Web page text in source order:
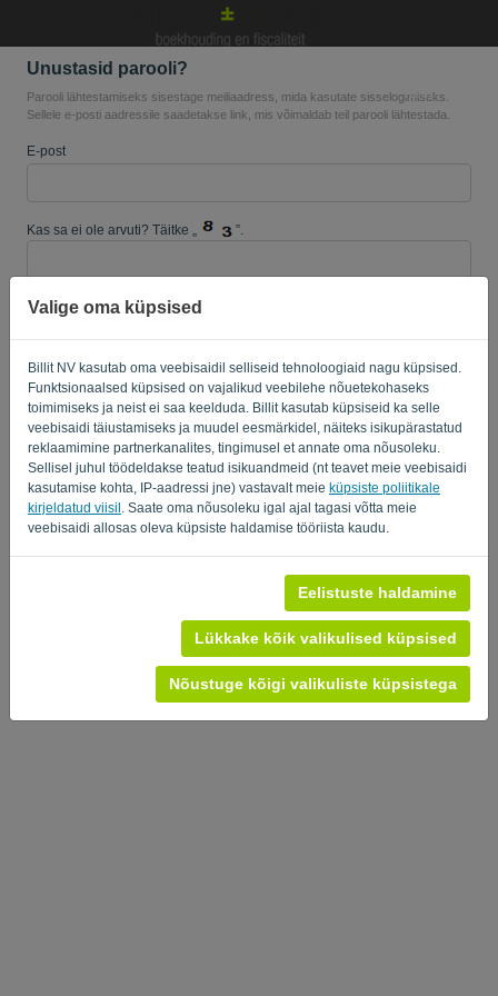
Valige oma küpsised
Billit NV kasutab oma veebisaidil selliseid tehnoloogiaid nagu küpsised.
Funktsionaalsed küpsised on vajalikud veebilehe nõuetekohaseks
toimimiseks ja neist ei saa keelduda. Billit kasutab küpsiseid ka selle
veebisaidi täiustamiseks ja muudel eesmärkidel, näiteks isikupärastatud
reklaamimine partnerkanalites, tingimusel et annate oma nõusoleku.
Sellisel juhul töödeldakse teatud isikuandmeid (nt teavet meie veebisaidi
kasutamise kohta, IP-aadressi jne) vastavalt meie küpsiste poliitikale
kirjeldatud viisil . Saate oma nõusoleku igal ajal tagasi võtta meie
veebisaidi allosas oleva küpsiste haldamise tööriista kaudu.
Eelistuste haldamine
Lükkake kõik valikulised küpsised
Nõustuge kõigi valikuliste küpsistega
Keel:
Unustasid parooli?
Parooli lähtestamiseks sisestage meiliaadress, mida kasutate sisselogimiseks.
Sellele e-posti aadressile saadetakse link, mis võimaldab teil parooli lähtestada.
E-post
Kas sa ei ole arvuti? Täitke „ ”.
Tagasi sisselogimise juurde
Privacy Policy-Terms of Service .